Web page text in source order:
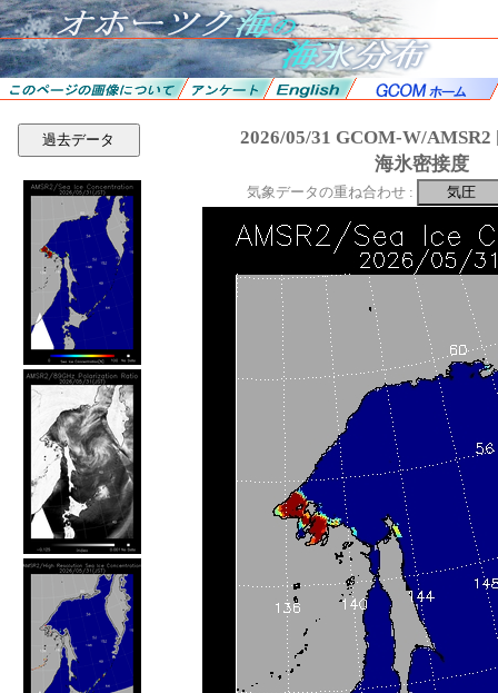
過去データ
2026/05/31 GCOM-W/
海氷密接度
気象データの重ね合わせ :